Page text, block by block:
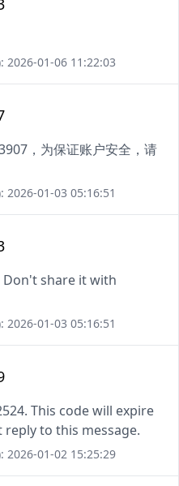
2026-01-06 11:22:03
，为保证账户安全，请
2026-01-03 05:16:51
Don't share it with
2026-01-03 05:16:51
This code will expire
reply to this message.
2026-01-02 15:25:29